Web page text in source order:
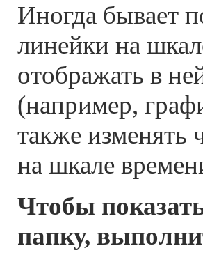
Иногда бывает
линейки на
отображать в
(например,
также изменять
на шкале
Чтобы
папку,